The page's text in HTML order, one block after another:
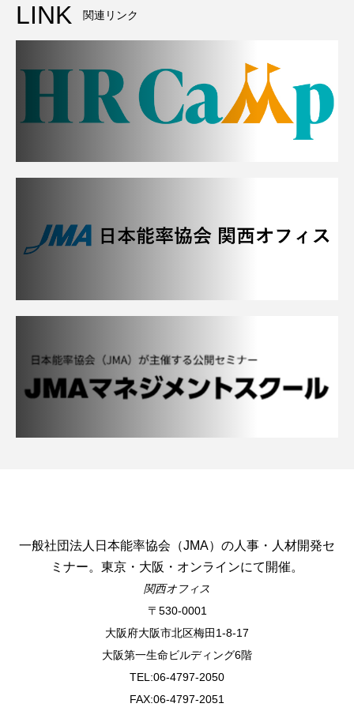
LINK 関連リンク
一般社団法人日本能率協会（JMA）の人事・人材開発セ
ミナー。東京・大阪・オンラインにて開催。
関西オフィス
〒530-0001
⼤阪府⼤阪市北区梅⽥1-8-17
⼤阪第⼀⽣命ビルディング6階
TEL:06-4797-2050
FAX:06-4797-2051